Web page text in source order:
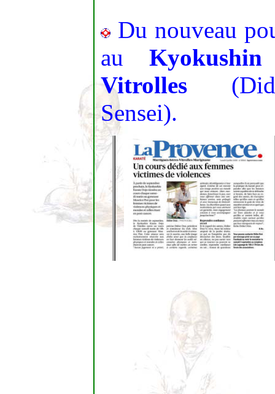
Du nouveau
au
Vitrolles
Sensei).